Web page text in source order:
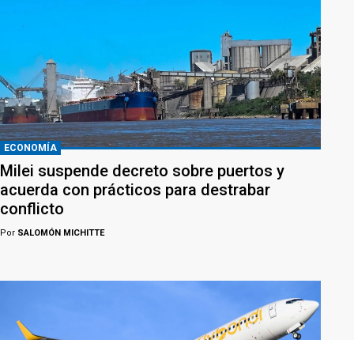
ECONOMÍA
Milei suspende decreto sobre puertos y
acuerda con prácticos para destrabar
conflicto
Por SALOMÓN MICHITTE